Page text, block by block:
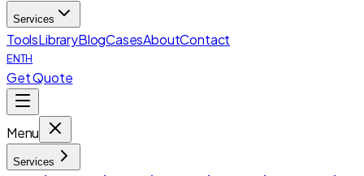
Services
ToolsLibraryBlogCasesAboutContact
ENTH
Get Quote
Menu
Services